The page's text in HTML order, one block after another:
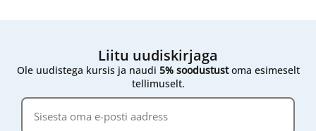
Liitu uudiskirjaga
Ole uudistega kursis ja naudi 5% soodustustoma esimeselt
tellimuselt.